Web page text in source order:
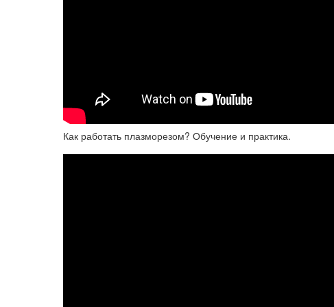
Как работать плазморезом? Обучение и практика.